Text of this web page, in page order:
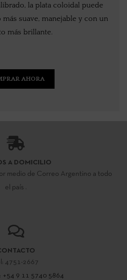
la plata coloidal puede
suave, manejable y con un
más brillante.
AHORA
A DOMICILIO
medio de Correo Argentino a todo
el país .
4751-2667
+54 9 11 5740 5864